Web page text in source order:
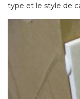
type et le style de